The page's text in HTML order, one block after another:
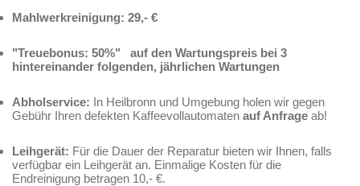
Mahlwerkreinigung: 29,- €
"Treuebonus: 50%" auf den Wartungspreis bei 3
hintereinander folgenden, jährlichen Wartungen
Abholservice: In Heilbronn und Umgebung holen wir gegen
Gebühr Ihren defekten Kaffeevollautomaten auf Anfrage ab!
Leihgerät: Für die Dauer der Reparatur bieten wir Ihnen, falls
verfügbar ein Leihgerät an. Einmalige Kosten für die
Endreinigung betragen 10,- €.